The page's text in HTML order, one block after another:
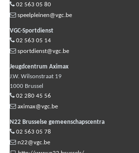
02 563 05 80
speelpleinen@vgc.be
VGC-Sportdienst
02 563 05 14
sportdienst@vgc.be
Jeugdcentrum Aximax
J.W. Wilsonstraat 19
1000 Brussel
02 280 45 56
aximax@vgc.be
N22 Brusselse gemeenschapscentra
02 563 05 78
n22@vgc.be